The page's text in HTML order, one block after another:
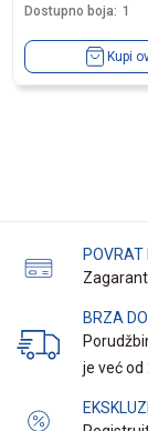
Dostupno boja: 1
Kupi
POVRAT
BRZA
je već od